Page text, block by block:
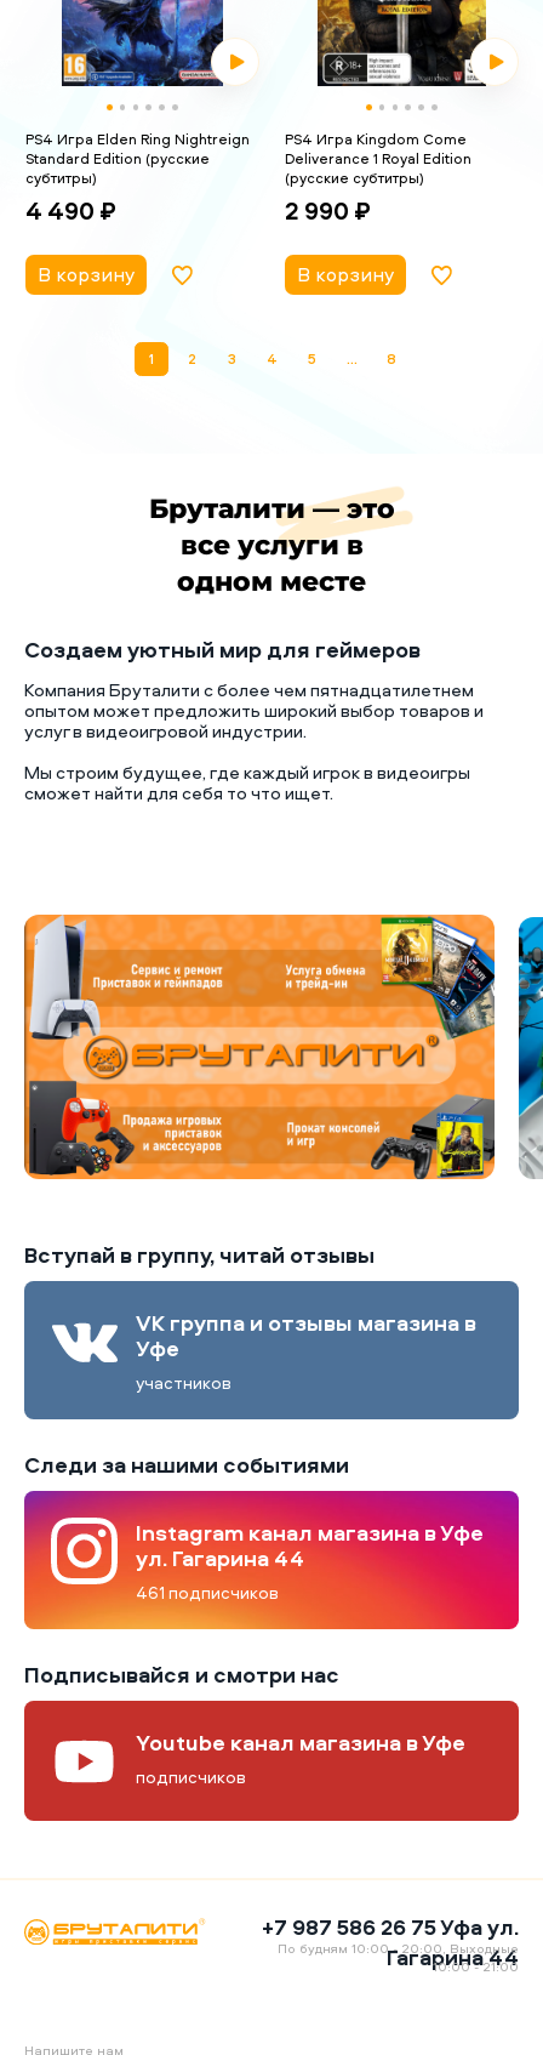
PS4 Игра Elden Ring Nightreign
Standard Edition (русские
субтитры)
4 490 ₽
В корзину
PS4 Игра Kingdom Come
Deliverance 1 Royal Edition
(русские субтитры)
2 990 ₽
В корзину
1 2 3 4 5 ... 8
Бруталити — это
все услуги в
одном месте
Создаем уютный мир для геймеров
Компания Бруталити с более чем пятнадцатилетнем
опытом может предложить широкий выбор товаров и
услуг в видеоигровой индустрии.
Мы строим будущее, где каждый игрок в видеоигры
сможет найти для себя то что ищет.
Вступай в группу, читай отзывы
VK группа и отзывы магазина в
Уфе
участников
Следи за нашими событиями
Instagram канал магазина в Уфе
ул. Гагарина 44
461 подписчиков
Подписывайся и смотри нас
Youtube канал магазина в Уфе
подписчиков
+7 987 586 26 75 Уфа ул.
Гагарина 44
По будням 10:00 - 20:00, Выходные
10:00 - 21:00
Напишите нам